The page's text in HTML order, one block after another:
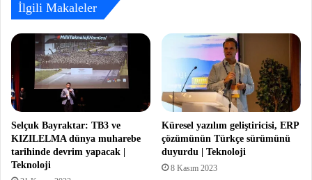
İlgili Makaleler
Selçuk Bayraktar: TB3 ve
KIZILELMA dünya muharebe
tarihinde devrim yapacak |
Teknoloji
Küresel yazılım geliştiricisi, ERP
çözümünün Türkçe sürümünü
duyurdu | Teknoloji
8 Kasım 2023